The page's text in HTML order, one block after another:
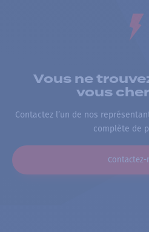
Vous ne
vous
Contactez l’un de nos
complète de
Contactez-